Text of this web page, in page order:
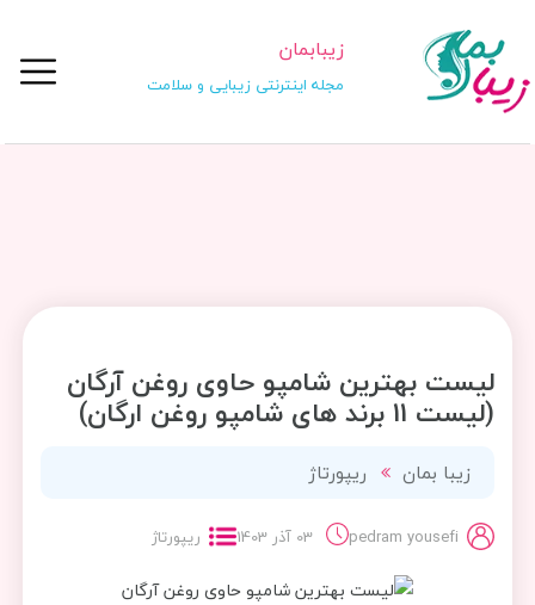
زیبابمان
مجله اینترنتی زیبایی و سلامت
لیست بهترین شامپو حاوی روغن آرگان
(لیست 11 برند های شامپو روغن ارگان)
زیبا بمان ریپورتاژ
pedram yousefi 03 آذر 1403 ریپورتاژ